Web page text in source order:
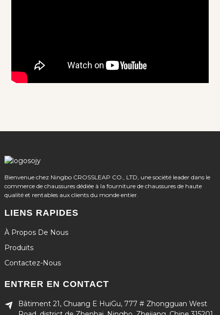
Bienvenue chez Ningbo CROSSLEAP CO., LTD, une société leader dans le
commerce de chaussures dédiée à la fourniture de chaussures de haute
qualité et rentables aux clients du monde entier.
LIENS RAPIDES
À Propos De Nous
Produits
Contactez-Nous
ENTRER EN CONTACT
Bâtiment 21, Chuang E HuiGu, 777 # Zhongguan West